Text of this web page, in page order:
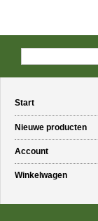
Start
Nieuwe producten
Account
Winkelwagen